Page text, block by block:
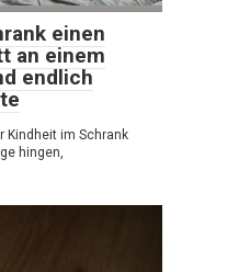
einen
an einem
endlich
Kindheit im Schrank
hingen,